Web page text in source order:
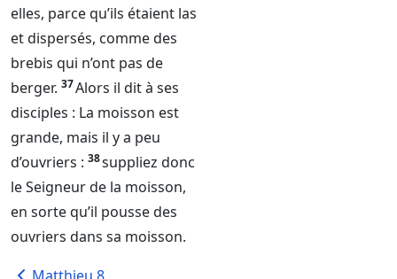
elles, parce qu’ils étaient las
et dispersés, comme des
brebis qui n’ont pas de
berger. 37Alors il dit à ses
disciples : La moisson est
grande, mais il y a peu
d’ouvriers : 38suppliez donc
leSeigneurde la moisson,
en sorte qu’il pousse des
ouvriers dans sa moisson.